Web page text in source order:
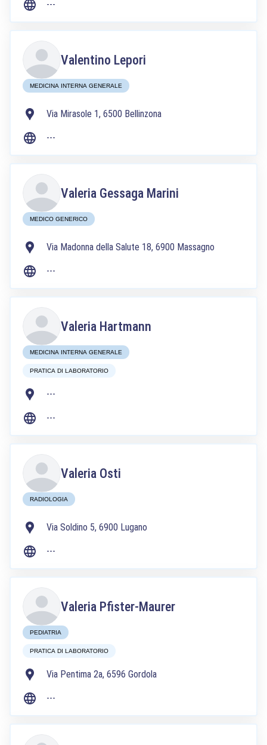
---
Valentino Lepori
MEDICINA INTERNA GENERALE
Via Mirasole 1, 6500 Bellinzona
---
Valeria Gessaga Marini
MEDICO GENERICO
Via Madonna della Salute 18, 6900 Massagno
---
Valeria Hartmann
MEDICINA INTERNA GENERALE
PRATICA DI LABORATORIO
---
---
Valeria Osti
RADIOLOGIA
Via Soldino 5, 6900 Lugano
---
Valeria Pfister-Maurer
PEDIATRIA
PRATICA DI LABORATORIO
Via Pentima 2a, 6596 Gordola
---